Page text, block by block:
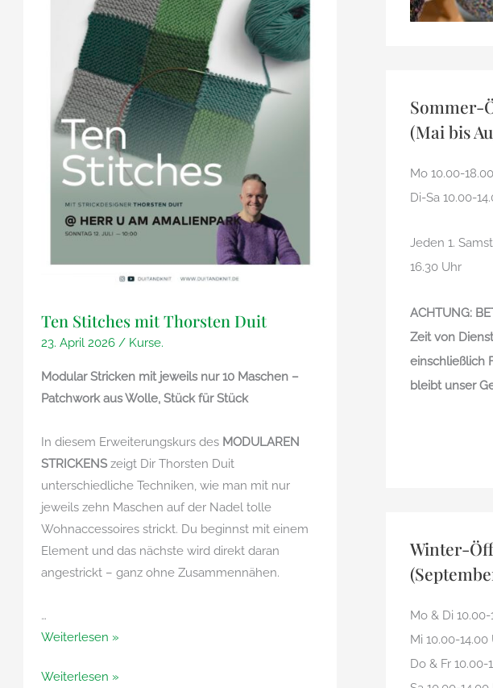
Ten Stitches mit Thorsten Duit
23. April 2026 / Kurse.
Modular Stricken mit jeweils nur 10 Maschen –
Patchwork aus Wolle, Stück für Stück
In diesem Erweiterungskurs des MODULAREN
STRICKENS zeigt Dir Thorsten Duit
unterschiedliche Techniken, wie man mit nur
jeweils zehn Maschen auf der Nadel tolle
Wohnaccessoires strickt. Du beginnst mit einem
Element und das nächste wird direkt daran
angestrickt – ganz ohne Zusammennähen.
…
Ten
mit
Weiterlesen »
Ten
Weiterlesen »
Sommer-
(Mai bis
Mo 10.00-
Di-Sa 10.00-
Jeden 1.
16.30 Uhr
ACHTUNG:
Zeit von
einschließlich
bleibt unser
Winter-
Mo & Di
Mi 10.00-14.00
Do & Fr 10.00-